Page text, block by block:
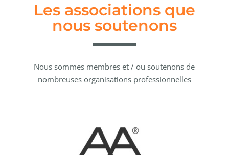
Les associations que
nous soutenons
Nous sommes membres et / ou soutenons de
nombreuses organisations professionnelles